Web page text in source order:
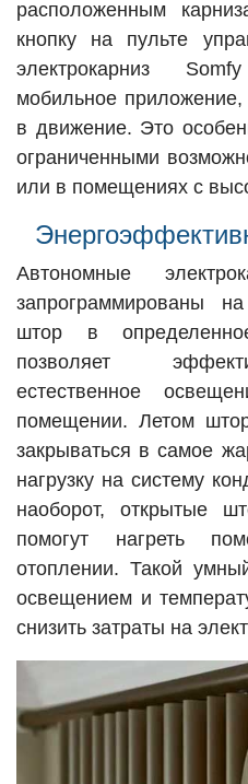
расположенным
кнопку на пульте
электрокарниз
мобильное
в движение. Это
ограниченными
или в помещениях с
Автономные
запрограммированы
штор в
позволяет
естественное
помещении. Летом
закрываться в самое
нагрузку на систему
наоборот, открытые
помогут нагреть
отоплении. Такой
освещением и
снизить затраты на